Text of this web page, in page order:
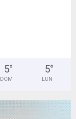
5°
DOM
5°
LUN